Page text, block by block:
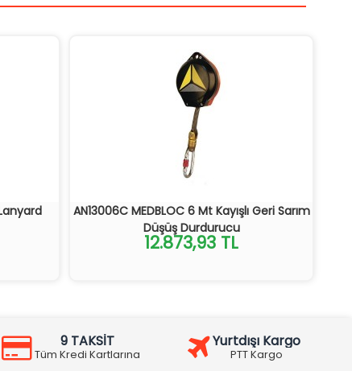
AN13006C MEDBLOC 6 Mt Kayışlı Geri Sarım
Düşüş Durdurucu
12.873,93 TL
9 TAKSİT
Tüm Kredi Kartlarına
Yurtdışı Kargo
PTT Kargo